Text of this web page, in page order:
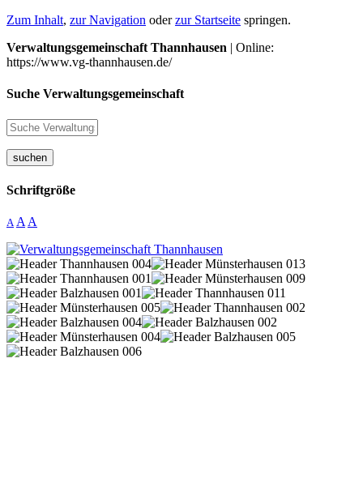
Zum Inhalt, zur Navigation oderzur Startseite springen.
Verwaltungsgemeinschaft Thannhausen | Online:
https://www.vg-thannhausen.de/
Suche Verwaltungsgemeinschaft
suchen
Schriftgröße
A A A